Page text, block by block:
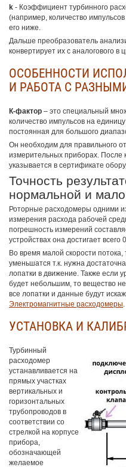
k - Коэффициент турбинного
(например, количество
его ниже.
Дальше преобразователь
конвертирует их с аналогового в
ОСОБЕННОСТИ
И РАБОТА С
К-фактор – это специальный
количество импульсов на
постоянная для большого
Он необходим для правильного
измерительных приборах. После
указывается в сертификате
Точность
нормальной и
Роторные расходомеры одними
измерения расхода рабочей
погрешность измерений
устройствах она достигает всего
Во время малой скорости
уменьшатся т.к. нужна
лопатки в движение. Также если
будет небольшим, то вещество
все лопатки и данные будут
Электромагнитные расходомеры
УСТАНОВКА И
Турбинный
расходомер
устанавливается на
прямых участках
вертикальных и
горизонтальных
трубопроводов в
соответствии со
стрелкой на корпусе
прибора,
обозначающей
желаемое